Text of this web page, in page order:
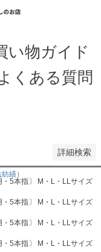
い物ガイド
よくある質問
詳細検索
績）
・5本指〕 M・L・LLサイズ
・5本指〕 M・L・LLサイズ
・5本指〕 M・L・LLサイズ
・5本指〕 M・L・LLサイズ